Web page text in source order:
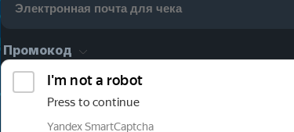
Промокод